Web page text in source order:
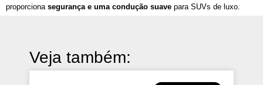
proporciona segurança e uma condução suave para SUVs de luxo.
Veja também: